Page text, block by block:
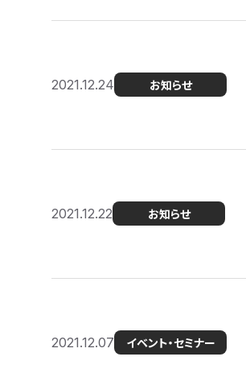
2021.12.24 お知らせ
2021.12.22 お知らせ
2021.12.07 イベント・セミナー